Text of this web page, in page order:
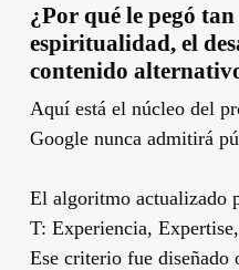
¿Por qué le pegó
espiritualidad, el
contenido
Aquí está el núcleo del
Google nunca admitirá
El algoritmo actualizado
T: Experiencia,
Ese criterio fue diseñado